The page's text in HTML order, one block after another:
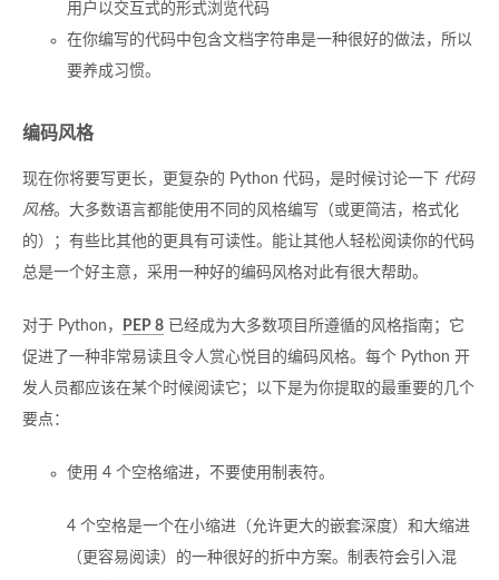
用户以交互式的形式浏览代码
在你编写的代码中包含文档字符串是一种很好的做法，所以
要养成习惯。
编码风格
现在你将要写更长，更复杂的 Python 代码，是时候讨论一下 代码
风格。大多数语言都能使用不同的风格编写（或更简洁，格式化
的）；有些比其他的更具有可读性。能让其他人轻松阅读你的代码
总是一个好主意，采用一种好的编码风格对此有很大帮助。
对于 Python， PEP 8 已经成为大多数项目所遵循的风格指南；它
促进了一种非常易读且令人赏心悦目的编码风格。每个 Python 开
发人员都应该在某个时候阅读它；以下是为你提取的最重要的几个
要点：
使用 4 个空格缩进，不要使用制表符。
4 个空格是一个在小缩进（允许更大的嵌套深度）和大缩进
（更容易阅读）的一种很好的折中方案。制表符会引入混